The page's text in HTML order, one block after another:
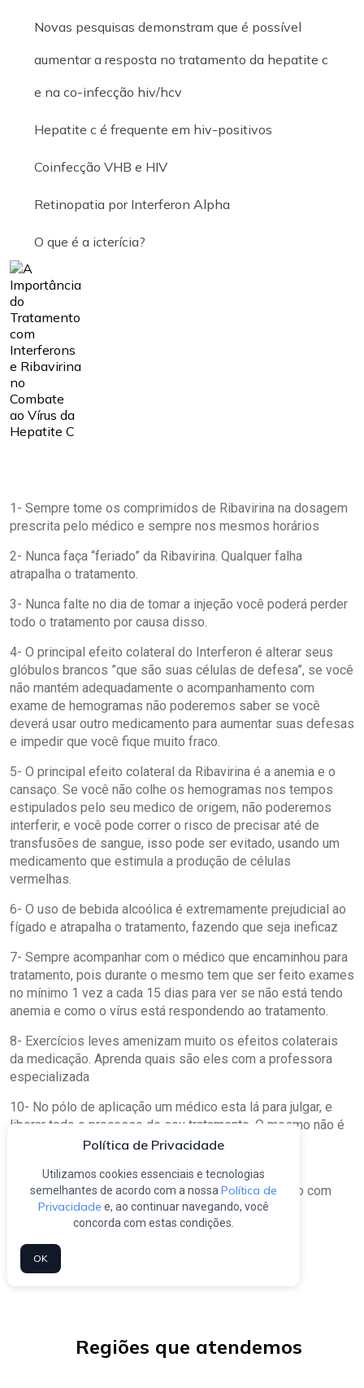
Novas pesquisas demonstram que é possível
aumentar a resposta no tratamento da hepatite c
e na co-infecção hiv/hcv
Hepatite c é frequente em hiv-positivos
Coinfecção VHB e HIV
Retinopatia por Interferon Alpha
O que é a icterícia?
1- Sempre tome os comprimidos de Ribavirina na dosagem
prescrita pelo médico e sempre nos mesmos horários
2- Nunca faça “feriado” da Ribavirina. Qualquer falha
atrapalha o tratamento.
3- Nunca falte no dia de tomar a injeção você poderá perder
todo o tratamento por causa disso.
4- O principal efeito colateral do Interferon é alterar seus
glóbulos brancos ”que são suas células de defesa”, se você
não mantém adequadamente o acompanhamento com
exame de hemogramas não poderemos saber se você
deverá usar outro medicamento para aumentar suas defesas
e impedir que você fique muito fraco.
5- O principal efeito colateral da Ribavirina é a anemia e o
cansaço. Se você não colhe os hemogramas nos tempos
estipulados pelo seu medico de origem, não poderemos
interferir, e você pode correr o risco de precisar até de
transfusões de sangue, isso pode ser evitado, usando um
medicamento que estimula a produção de células
vermelhas.
6- O uso de bebida alcoólica é extremamente prejudicial ao
fígado e atrapalha o tratamento, fazendo que seja ineficaz
7- Sempre acompanhar com o médico que encaminhou para
tratamento, pois durante o mesmo tem que ser feito exames
no mínimo 1 vez a cada 15 dias para ver se não está tendo
anemia e como o vírus está respondendo ao tratamento.
8- Exercícios leves amenizam muito os efeitos colaterais
da medicação. Aprenda quais são eles com a professora
especializada
10- No pólo de aplicação um médico esta lá para julgar, e
liberar todo o processo de seu tratamento. O mesmo não é
o seu médico de referência, portanto caso haja
11- Se tiver qualquer dúvida tente entrar em contato com
seu médico.
Regiões que atendemos
Política de Privacidade
Utilizamos cookies essenciais e tecnologias
semelhantes de acordo com a nossa Política de
Privacidade e, ao continuar navegando, você
concorda com estas condições.
OK